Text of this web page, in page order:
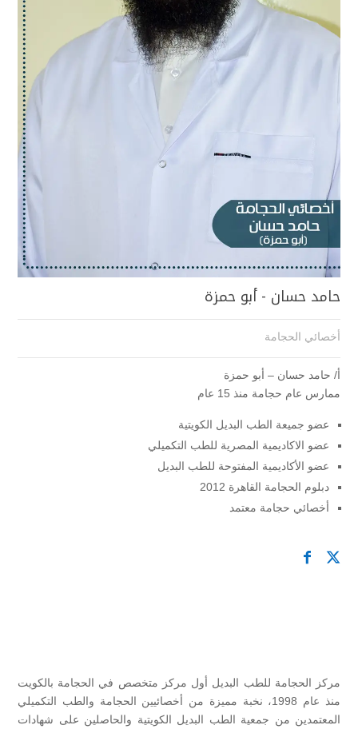
حامد حسان - أبو حمزة
أخصائي الحجامة
أ/ حامد حسان – أبو حمزة
ممارس عام حجامة منذ 15 عام
عضو جميعة الطب البديل الكويتية
عضو الاكاديمية المصرية للطب التكميلي
عضو الأكاديمية المفتوحة للطب البديل
دبلوم الحجامة القاهرة 2012
أخصائي حجامة معتمد
مركز الحجامة للطب البديل أول مركز متخصص في الحجامة بالكويت
منذ عام 1998، نخبة مميزة من أخصائيين الحجامة والطب التكميلي
المعتمدين من جمعية الطب البديل الكويتية والحاصلين على شهادات